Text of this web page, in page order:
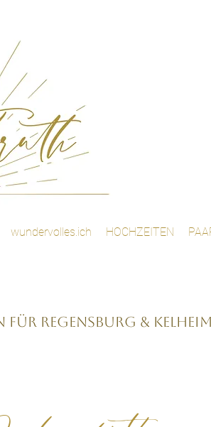
wundervolles.ich HOCHZEITEN
Regensburg & Kelheim